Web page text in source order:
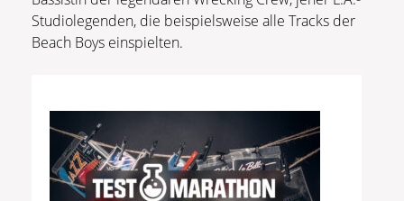
Studiolegenden, die beispielsweise alle Tracks der
Beach Boys einspielten.